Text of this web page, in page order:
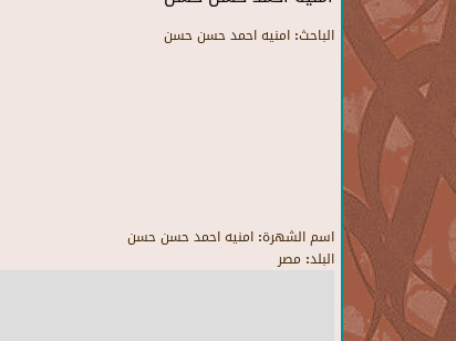
الباحث: امنيه احمد حسن حسن
اسم الشهرة: امنيه احمد حسن حسن
البلد: مصر